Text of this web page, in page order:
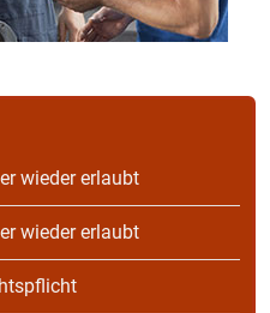
wieder erlaubt
wieder erlaubt